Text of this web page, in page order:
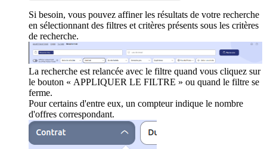
Si besoin, vous pouvez affiner les résultats de votre recherche
en sélectionnant des filtres et critères présents sous les critères
de recherche.
La recherche est relancée avec le filtre quand vous cliquez sur
le bouton « APPLIQUER LE FILTRE » ou quand le filtre se
ferme.
Pour certains d'entre eux, un compteur indique le nombre
d'offres correspondant.